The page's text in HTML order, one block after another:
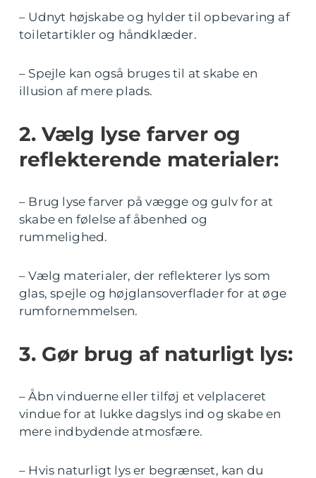
– Udnyt højskabe og hylder til opbevaring af
toiletartikler og håndklæder.
– Spejle kan også bruges til at skabe en
illusion af mere plads.
2. Vælg lyse farver og
reflekterende materialer:
– Brug lyse farver på vægge og gulv for at
skabe en følelse af åbenhed og
rummelighed.
– Vælg materialer, der reflekterer lys som
glas, spejle og højglansoverflader for at øge
rumfornemmelsen.
3. Gør brug af naturligt lys:
– Åbn vinduerne eller tilføj et velplaceret
vindue for at lukke dagslys ind og skabe en
mere indbydende atmosfære.
– Hvis naturligt lys er begrænset, kan du